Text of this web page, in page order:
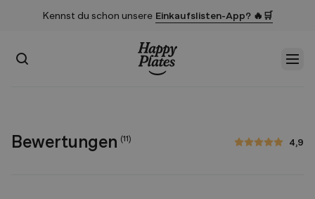
Kennst du schon unsere Einkaufslisten-App? 🔥🛒
Suchen
Bewertungen (11) 4,9
4,9 von 5 Sternen